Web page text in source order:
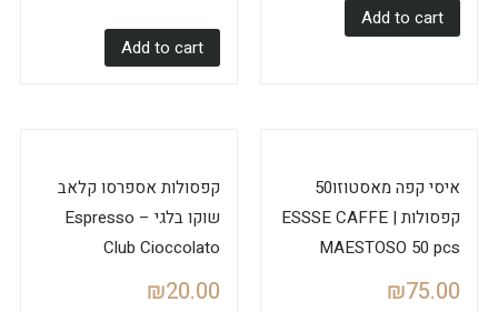
Add to cart
Add to cart
איסי קפה מאסטוזו50
קפסולות | ESSSE CAFFE
MAESTOSO 50 pcs
₪75.00
קפסולות אספרסו קלאב
שוקו בלגי – Espresso
Club Cioccolato
₪20.00